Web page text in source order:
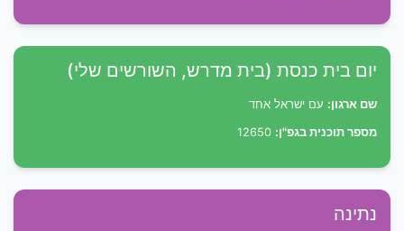
יום בית כנסת (בית מדרש, השורשים שלי)
שם ארגון: עם ישראל אחד
מספר תוכנית בגפ"ן:
נתינה